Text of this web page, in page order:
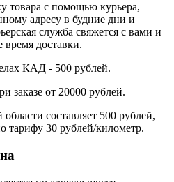
товара с помощью курьера,
адресу в будние дни и
служба свяжется с вами и
время доставки.
КАД - 500 рублей.
от 20000 рублей.
составляет 500 рублей,
тарифу 30 рублей/километр.